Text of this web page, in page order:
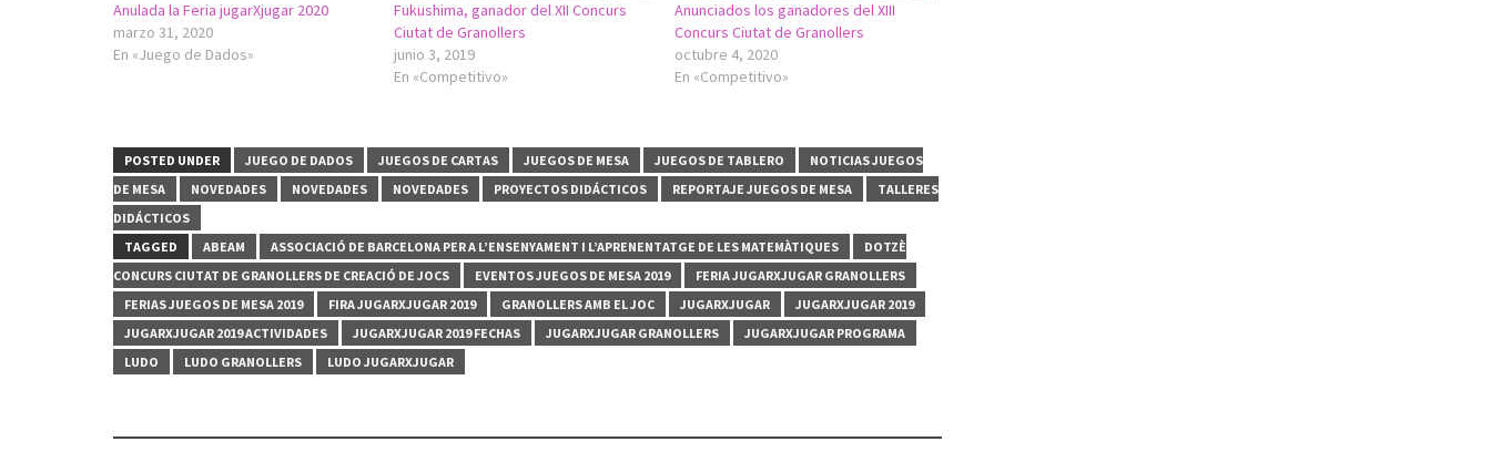
Anulada la Feria jugarXjugar 2020
marzo 31, 2020
En «Juego de Dados»
Fukushima, ganador del XII Concurs
Ciutat de Granollers
junio 3, 2019
En «Competitivo»
Anunciados los ganadores del XIII
Concurs Ciutat de Granollers
octubre 4, 2020
En «Competitivo»
POSTED UNDER JUEGO DE DADOS JUEGOS DE CARTAS JUEGOS DE MESA JUEGOS DE TABLERO
NOTICIAS JUEGOS
DE MESA
NOVEDADES NOVEDADES NOVEDADES PROYECTOS DIDÁCTICOS REPORTAJE JUEGOS DE MESA
TALLERES
DIDÁCTICOS
TAGGED
ABEAM ASSOCIACIÓ DE BARCELONA PER A L’ENSENYAMENT I L’APRENENTATGE DE LES MATEMÀTIQUES
DOTZÈ
CONCURS CIUTAT DE GRANOLLERS DE CREACIÓ DE JOCS
EVENTOS JUEGOS DE MESA 2019
FERIA JUGARXJUGAR GRANOLLERS
FERIAS JUEGOS DE MESA 2019
FIRA JUGARXJUGAR 2019 GRANOLLERS AMB EL JOC JUGARXJUGAR
JUGARXJUGAR 2019
JUGARXJUGAR 2019 ACTIVIDADES
JUGARXJUGAR 2019 FECHAS JUGARXJUGAR GRANOLLERS
JUGARXJUGAR PROGRAMA
LUDO
LUDO GRANOLLERS LUDO JUGARXJUGAR